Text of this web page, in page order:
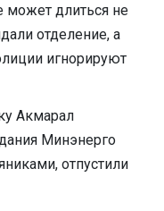
может длиться не
отделение, а
игнорируют
Акмарал
Минэнерго
отпустили